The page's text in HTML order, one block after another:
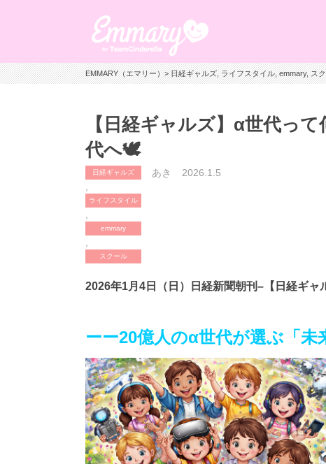
EMMARY（エマリー）>日経ギャルズ,ライフスタイル,emmary,ス
【日経ギャルズ】α世代っ
代へ🕊️
日経ギャルズ
ライフスタイル
emmary
スクール
あき 2026.1.5
2026年1月4日（日）日経新聞朝刊–【日経ギ
ーー20億人のα世代が選ぶ「